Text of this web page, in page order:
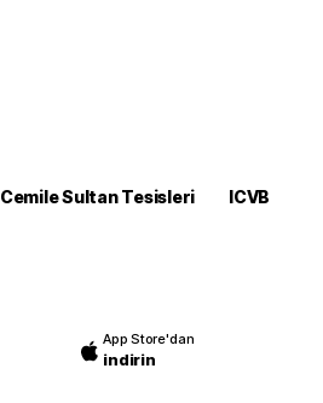
Cemile Sultan Tesisleri
ICVB
App Store'dan
indirin